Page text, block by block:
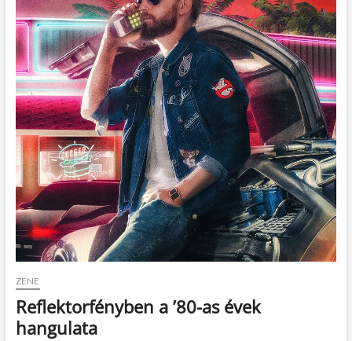
o
n
ZENE
Reflektorfényben a ’80-as évek
hangulata